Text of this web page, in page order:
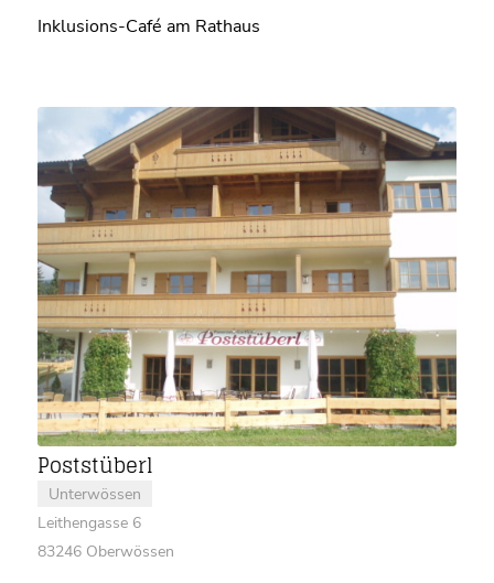
Inklusions-Café am Rathaus
Poststüberl
Unterwössen
Leithengasse 6
83246 Oberwössen